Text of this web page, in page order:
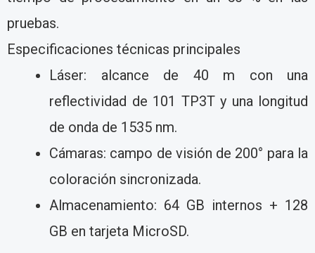
pruebas.
Especificaciones técnicas principales
Láser: alcance de 40 m con una
reflectividad de 101 TP3T y una longitud
de onda de 1535 nm.
Cámaras: campo de visión de 200° para la
coloración sincronizada.
Almacenamiento: 64 GB internos + 128
GB en tarjeta MicroSD.